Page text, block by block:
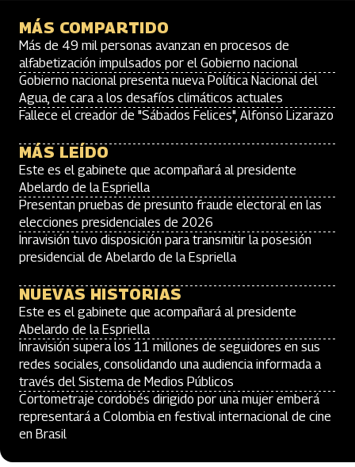
MÁS COMPARTIDO
Más de 49 mil personas avanzan en procesos de
alfabetización impulsados por el Gobierno nacional
Gobierno nacional presenta nueva Política Nacional del
Agua, de cara a los desafíos climáticos actuales
Fallece el creador de "Sábados Felices", Alfonso Lizarazo
MÁS LEÍDO
Este es el gabinete que acompañará al presidente
Abelardo de la Espriella
Presentan pruebas de presunto fraude electoral en las
elecciones presidenciales de 2026
Inravisión tuvo disposición para transmitir la posesión
presidencial de Abelardo de la Espriella
NUEVAS HISTORIAS
Este es el gabinete que acompañará al presidente
Abelardo de la Espriella
Inravisión supera los 11 millones de seguidores en sus
redes sociales, consolidando una audiencia informada a
través del Sistema de Medios Públicos
Cortometraje cordobés dirigido por una mujer emberá
representará a Colombia en festival internacional de cine
en Brasil